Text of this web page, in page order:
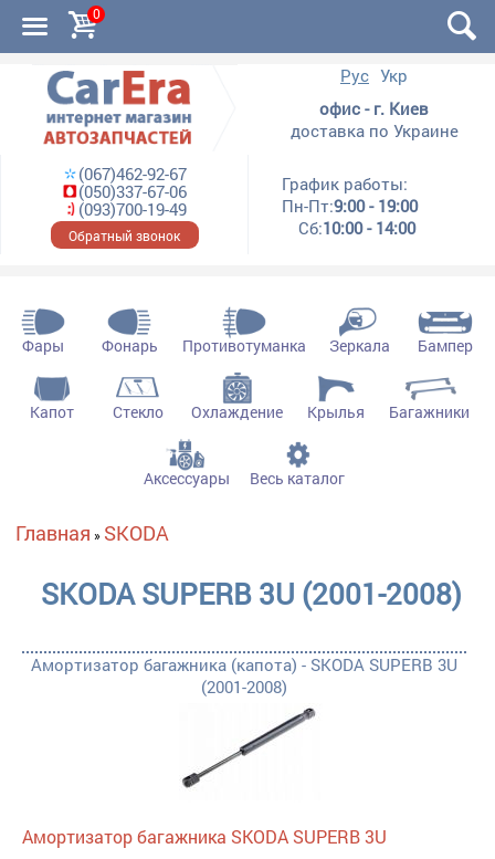
0
Рус Укр
офис - г. Киев
доставка по Украине
(067)462-92-67
(050)337-67-06
(093)700-19-49
Обратный звонок
График работы:
Пн-Пт:9:00 - 19:00
Сб:10:00 - 14:00
Фары Фонарь Противотуманка Зеркала Бампер
Капот Стекло Охлаждение Крылья Багажники
Аксессуары Весь каталог
Вы здесь
Главная » SKODA
SKODA SUPERB 3U (2001-2008)
Амортизатор багажника (капота) - SKODA SUPERB 3U
(2001-2008)
Амортизатор багажника SKODA SUPERB 3U